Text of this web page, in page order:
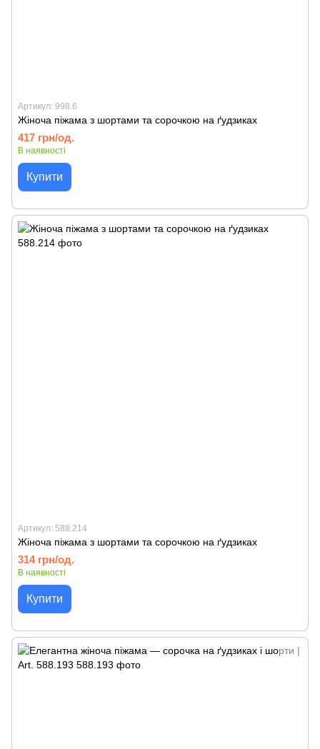
Артикул: 998.6
Жіноча піжама з шортами та сорочкою на ґудзиках
417 грн/од.
В наявності
Купити
Артикул: 588.214
Жіноча піжама з шортами та сорочкою на ґудзиках
314 грн/од.
В наявності
Купити